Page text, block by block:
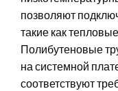
позволяют
такие как
Полибутеновые
на системной
соответствуют